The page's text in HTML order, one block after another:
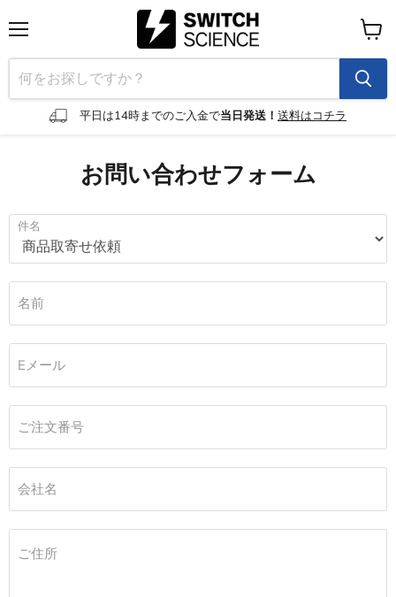
ニ
ュ
ー
平日は14時までのご入金で当日発送！ 送料はコチラ
カ
ー
ト
を
見
お問い合わせフォーム
件名
名前
Eメール
ご注文番号
会社名
ご住所